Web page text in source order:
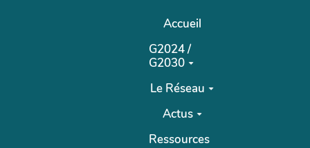
Accueil
G2024 /
G2030
Le Réseau
Actus
Ressources